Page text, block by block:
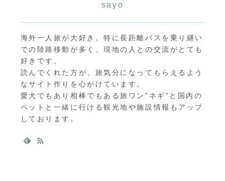
sayo
海外一人旅が大好き。特に長距離バスを乗り継い
での陸路移動が多く、現地の人との交流がとても
好きです。
読んでくれた方が、旅気分になってもらえるよう
なサイト作りを心がけています。
愛犬でもあり相棒でもある旅ワン”ネギ”と国内の
ペットと一緒に行ける観光地や施設情報もアップ
しております。